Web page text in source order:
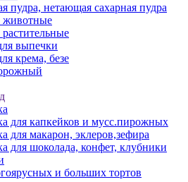
пудра, нетающая сахарная пудра
животные
выпечки
крема, безе
для капкейков и мусс.пирожных
для макарон, эклеров,зефира
для шоколада, конфет, клубники
и больших тортов